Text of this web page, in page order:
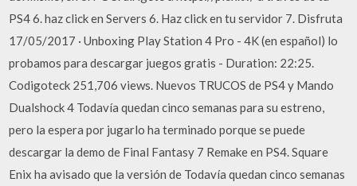
PS4 6. haz click en Servers 6. Haz click en tu servidor 7. Disfruta
17/05/2017 · Unboxing Play Station 4 Pro - 4K (en español) lo
probamos para descargar juegos gratis - Duration: 22:25.
Codigoteck 251,706 views. Nuevos TRUCOS de PS4 y Mando
Dualshock 4 Todavía quedan cinco semanas para su estreno,
pero la espera por jugarlo ha terminado porque se puede
descargar la demo de Final Fantasy 7 Remake en PS4. Square
Enix ha avisado que la versión de Todavía quedan cinco semanas